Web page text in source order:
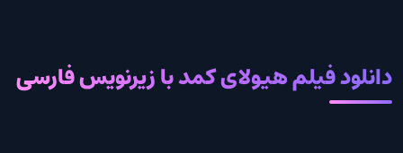
دانلود فیلم هیولای کمد با زیرنویس فارسی